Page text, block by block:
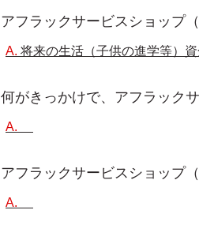
アフラックサービスショップ
将来の生活（子供の進学等）資
何がきっかけで、アフラック
アフラックサービスショップ